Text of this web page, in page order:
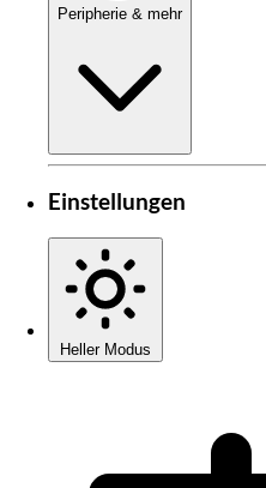
Peripherie & mehr
Einstellungen
Heller Modus